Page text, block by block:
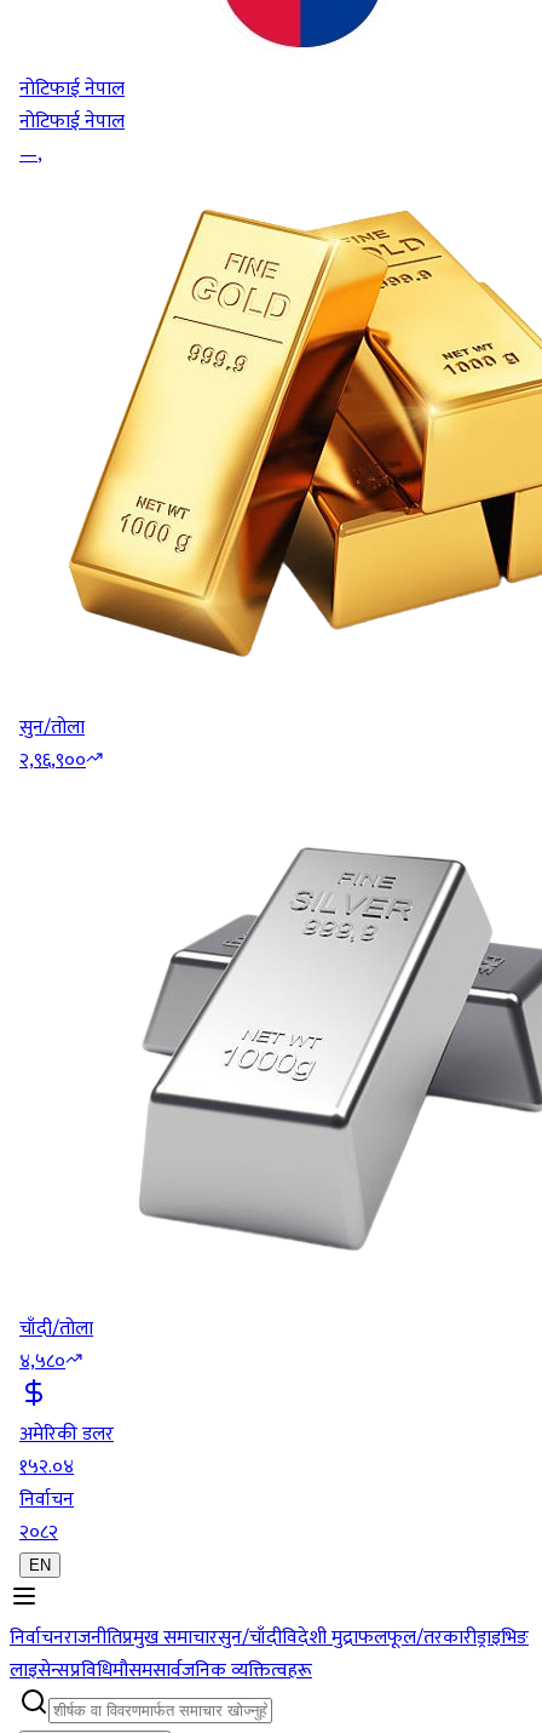
नोटिफाई नेपाल
नोटिफाई नेपाल
—,
सुन/तोला
२,९६,९००
चाँदी/तोला
४,५८०
अमेरिकी डलर
१५२.०४
निर्वाचन
२०८२
EN
निर्वाचनराजनीतिप्रमुख समाचारसुन/चाँदीविदेशी मुद्राफलफूल/तरकारीड्राइभिङ
लाइसेन्सप्रविधिमौसमसार्वजनिक व्यक्तित्वहरू